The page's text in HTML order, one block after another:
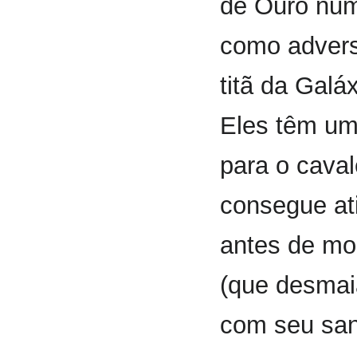
de Ouro
como
titã da
Eles têm
para o
consegue
antes de
(que
com seu